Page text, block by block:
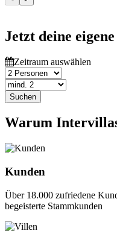
Jetzt deine
Zeitraum auswählen
Suchen
Warum
Kunden
Über 18.000 zufriedene
begeisterte Stammkunden